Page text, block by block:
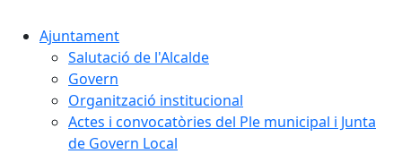
Ajuntament
Salutació de l'Alcalde
Govern
Organització institucional
Actes i convocatòries del Ple municipal i Junta
de Govern Local